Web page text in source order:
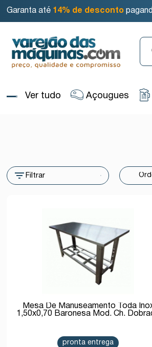
Garanta até 14% de desconto
Ver tudo Açougues
Filtrar
Mesa De Manuseamento Toda
1,50x0,70 Baronesa Mod. Ch.
pronta entrega